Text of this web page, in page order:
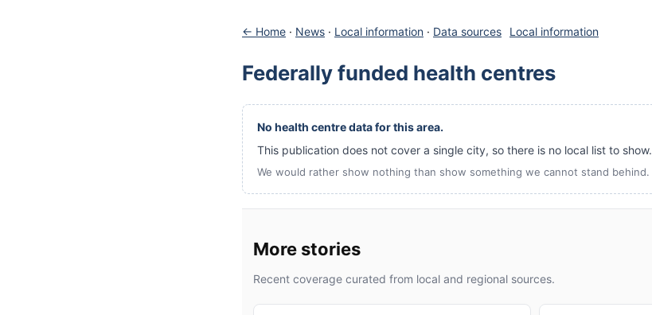
← Home · News · Local information · Data sources Local information
Federally funded health centres
No health centre data for this area.
This publication does not cover a single city, so there is no local list to show.
We would rather show nothing than show something we cannot stand behind.
More stories
Recent coverage curated from local and regional sources.